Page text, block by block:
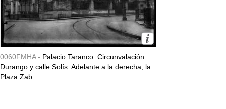
0060FMHA - Palacio Taranco. Circunvalación
Durango y calle Solís. Adelante a la derecha, la
Plaza Zab...